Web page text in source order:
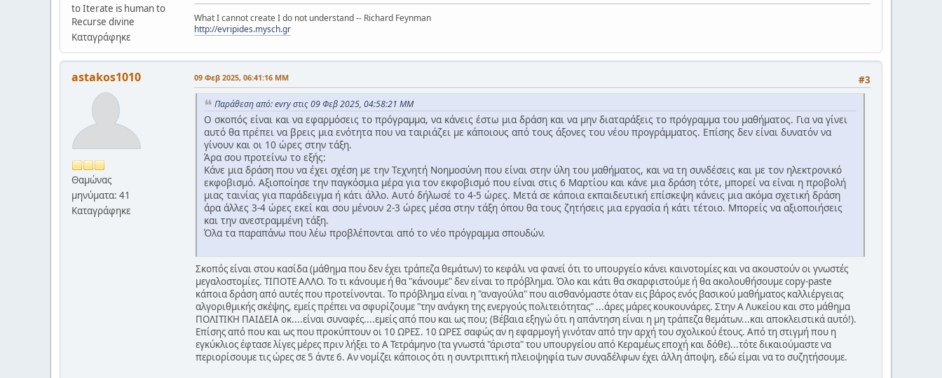
to Iterate is human to
Recurse divine
Καταγράφηκε
What I cannot create I do not understand -- Richard Feynman
http://evripides.mysch.gr
astakos1010
Θαμώνας
μηνύματα: 41
Καταγράφηκε
#3
09 Φεβ 2025, 06:41:16 ΜΜ
Παράθεση από: evry στις 09 Φεβ 2025, 04:58:21 ΜΜ
Ο σκοπός είναι και να εφαρμόσεις το πρόγραμμα, να κάνεις έστω μια δράση και να μην διαταράξεις το πρόγραμμα του μαθήματος. Για να γίνει
αυτό θα πρέπει να βρεις μια ενότητα που να ταιριάζει με κάποιους από τους άξονες του νέου προγράμματος. Επίσης δεν είναι δυνατόν να
γίνουν και οι 10 ώρες στην τάξη.
Άρα σου προτείνω το εξής:
Κάνε μια δράση που να έχει σχέση με την Τεχνητή Νοημοσύνη που είναι στην ύλη του μαθήματος, και να τη συνδέσεις και με τον ηλεκτρονικό
εκφοβισμό. Αξιοποίησε την παγκόσμια μέρα για τον εκφοβισμό που είναι στις 6 Μαρτίου και κάνε μια δράση τότε, μπορεί να είναι η προβολή
μιας ταινίας για παράδειγμα ή κάτι άλλο. Αυτό δήλωσέ το 4-5 ώρες. Μετά σε κάποια εκπαιδευτική επίσκεψη κάνεις μια ακόμα σχετική δράση
άρα άλλες 3-4 ώρες εκεί και σου μένουν 2-3 ώρες μέσα στην τάξη όπου θα τους ζητήσεις μια εργασία ή κάτι τέτοιο. Μπορείς να αξιοποιήσεις
και την ανεστραμμένη τάξη.
Όλα τα παραπάνω που λέω προβλέπονται από το νέο πρόγραμμα σπουδών.
Σκοπός είναι στου κασίδα (μάθημα που δεν έχει τράπεζα θεμάτων) το κεφάλι να φανεί ότι το υπουργείο κάνει καινοτομίες και να ακουστούν οι γνωστές
μεγαλοστομίες. ΤΙΠΟΤΕ ΑΛΛΟ. Το τι κάνουμε ή θα "κάνουμε" δεν είναι το πρόβλημα. Όλο και κάτι θα σκαρφιστούμε ή θα ακολουθήσουμε copy-paste
κάποια δράση από αυτές που προτείνονται. Το πρόβλημα είναι η "αναγούλα" που αισθανόμαστε όταν εις βάρος ενός βασικού μαθήματος καλλιέργειας
αλγοριθμικής σκέψης, εμείς πρέπει να σφυρίζουμε "την ανάγκη της ενεργούς πολιτειότητας" ...άρες μάρες κουκουνάρες. Στην Α Λυκείου και στο μάθημα
ΠΟΛΙΤΙΚΗ ΠΑΙΔΕΙΑ οκ....είναι συναφές....εμείς από που και ως που; (Βέβαια εξηγώ ότι η απάντηση είναι η μη τράπεζα θεμάτων...και αποκλειστικά αυτό!).
Επίσης από που και ως που προκύπτουν οι 10 ΩΡΕΣ. 10 ΩΡΕΣ σαφώς αν η εφαρμογή γινόταν από την αρχή του σχολικού έτους. Από τη στιγμή που η
εγκύκλιος έφτασε λίγες μέρες πριν λήξει το Α Τετράμηνο (τα γνωστά "άριστα" του υπουργείου από Κεραμέως εποχή και δόθε)...τότε δικαιούμαστε να
περιορίσουμε τις ώρες σε 5 άντε 6. Αν νομίζει κάποιος ότι η συντριπτική πλειοψηφία των συναδέλφων έχει άλλη άποψη, εδώ είμαι να το συζητήσουμε.